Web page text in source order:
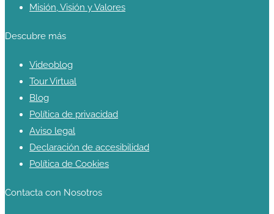
Misión, Visión y Valores
Descubre más
Videoblog
Tour Virtual
Blog
Política de privacidad
Aviso legal
Declaración de accesibilidad
Política de Cookies
Contacta con Nosotros